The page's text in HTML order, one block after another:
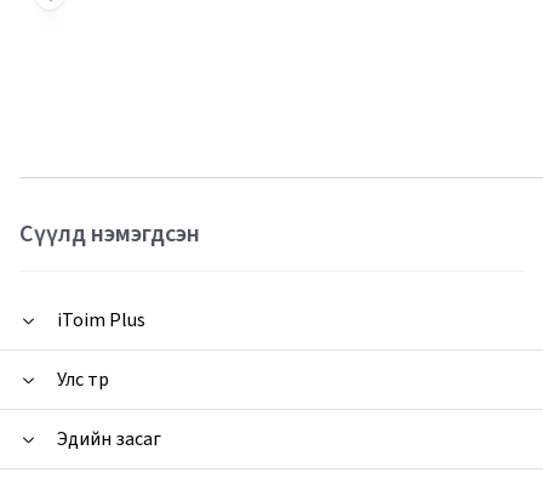
Сүүлд нэмэгдсэн
iToim Plus
Улс төр
Эдийн засаг